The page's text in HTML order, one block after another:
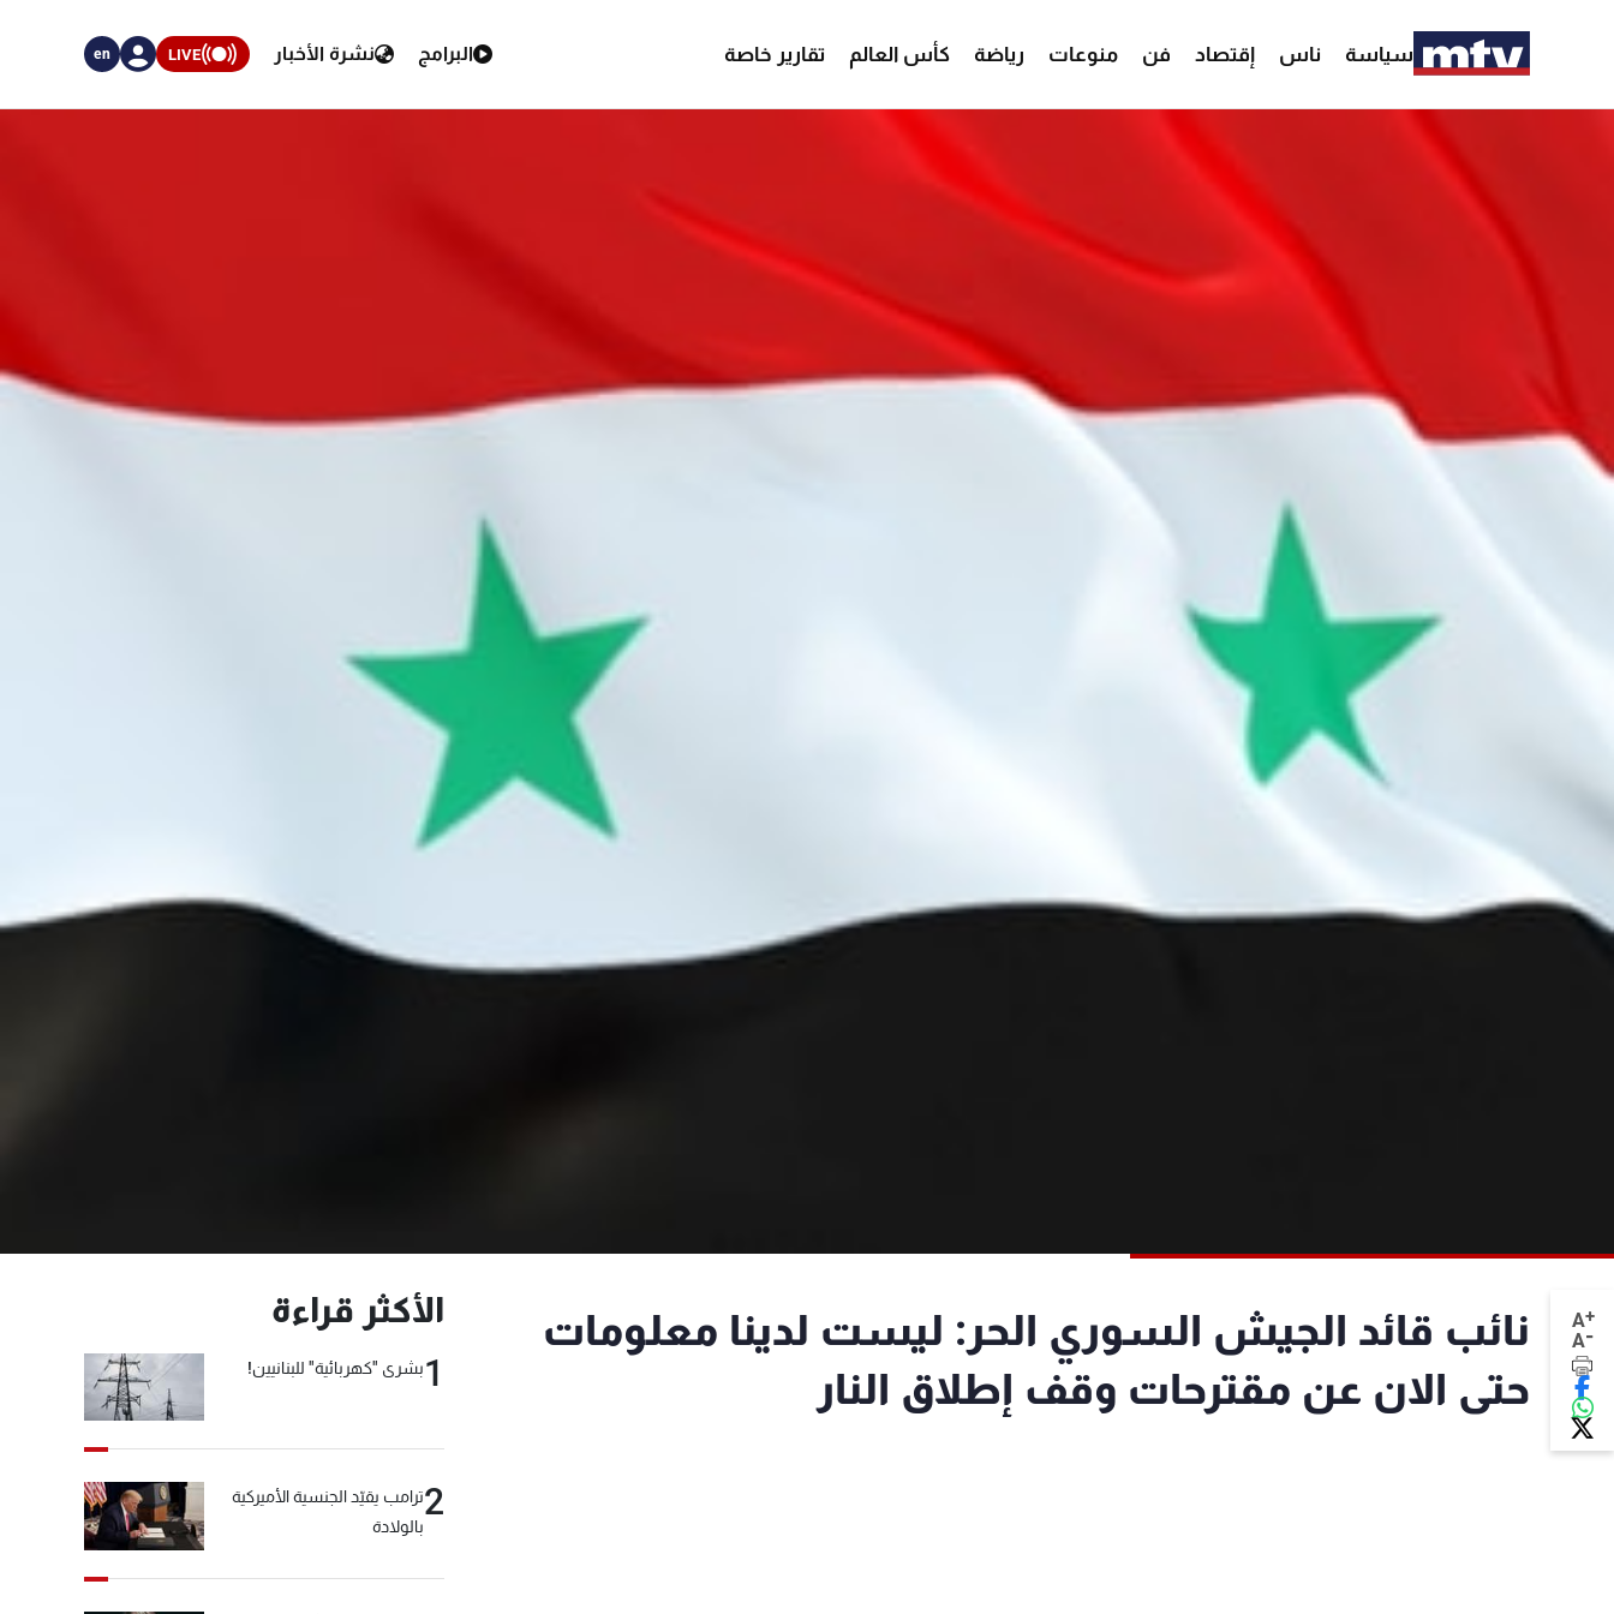
سياسة ناس إقتصاد فن منوعات رياضة كأس العالم تقارير خاصة البرامج نشرة الأخبار LIVE
en
A+
A-
نائب قائد الجيش السوري الحر: ليست لدينا معلومات
حتى الان عن مقترحات وقف إطلاق النار
الأكثر قراءة
1بشرى "كهربائية" للبنانيين!
2ترامب يقيّد الجنسية الأميركية
بالولادة